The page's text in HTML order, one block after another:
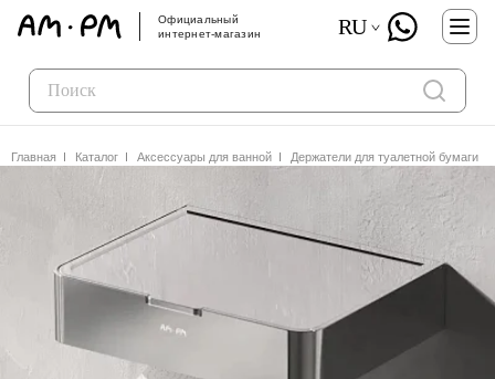
Официальный
интернет-магазин
RU
Главная Каталог Аксессуары для ванной Держатели для туалетной бумаги